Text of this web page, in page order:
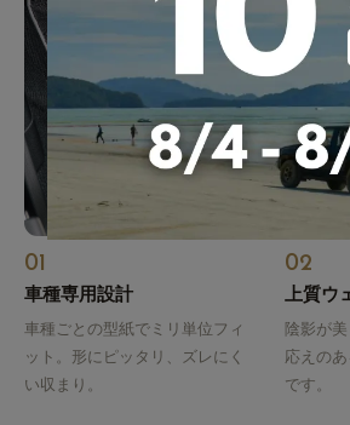
01
車種専用設計
車種ごとの型紙でミリ単位フィ
ット。形にピッタリ、ズレにく
い収まり。
02
上質ウ
陰影が
応えの
です。